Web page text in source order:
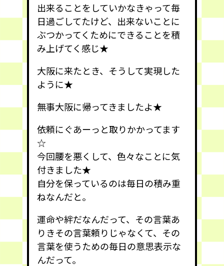
出来ることをしていかなきゃって毎
日過ごしてたけど、出来ないことに
ぶつかってくためにできることを積
み上げてく感じ★
大阪に来たとき、そうして実現した
ように★
無事大阪に帰ってきましたよ★
依頼にぐあーっと取りかかってます
☆
今回腰を悪くして、色々なことに気
付きました★
自分を保っているのは毎日の積み重
ねなんだと。
運命や絆だなんだって、その言葉あ
りきその言葉頼りじゃなくて、その
言葉を使うための毎日の意思表示な
んだって。